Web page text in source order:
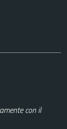
con il